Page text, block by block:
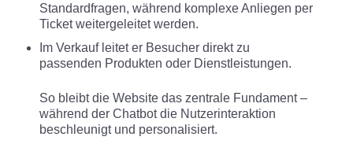
Standardfragen, während komplexe Anliegen per
Ticket weitergeleitet werden.
Im Verkauf leitet er Besucher direkt zu
passenden Produkten oder Dienstleistungen.
So bleibt die Website das zentrale Fundament –
während der Chatbot die Nutzerinteraktion
beschleunigt und personalisiert.